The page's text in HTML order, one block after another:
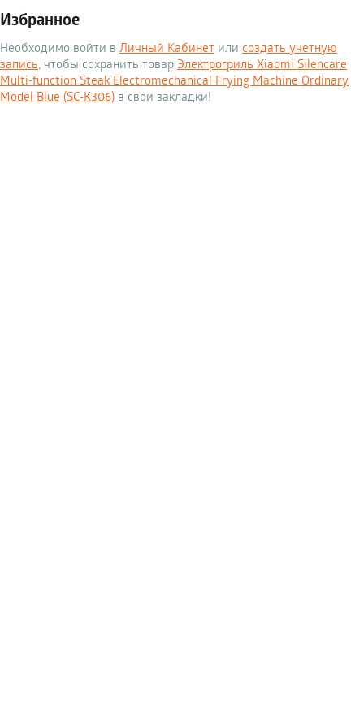
Избранное
Необходимо войти в Личный Кабинет или создать учетную
запись, чтобы сохранить товар Электрогриль Xiaomi Silencare
Multi-function Steak Electromechanical Frying Machine Ordinary
Model Blue (SC-K306) в свои закладки!